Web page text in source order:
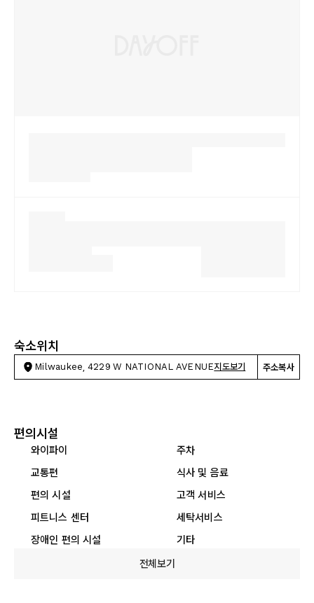
숙소위치
Milwaukee, 4229 W NATIONAL AVENUE지도보기 주소복사
편의시설
와이파이
주차
교통편
식사 및 음료
편의 시설
고객 서비스
피트니스 센터
세탁서비스
장애인 편의 시설
기타
전체보기